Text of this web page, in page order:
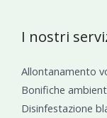
I nostri
Allontanamento
Bonifiche
Disinfestazione